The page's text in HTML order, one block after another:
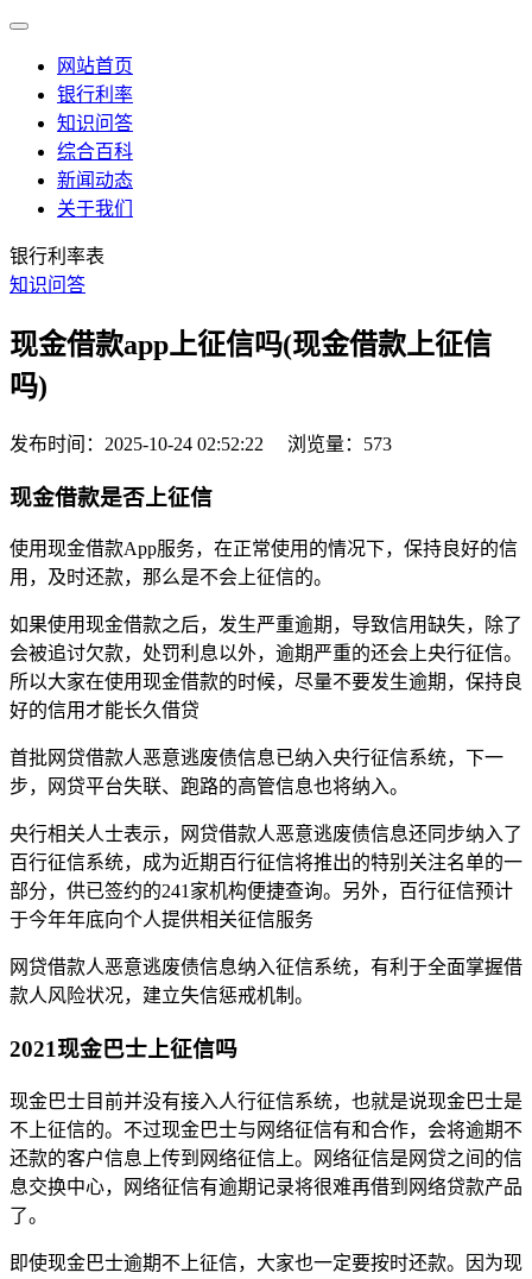
网站首页
银行利率
知识问答
综合百科
新闻动态
关于我们
银行利率表
知识问答
现金借款app上征信吗(现金借款上征信
吗)
发布时间：2025-10-24 02:52:22 浏览量：573
现金借款是否上征信
使用现金借款App服务，在正常使用的情况下，保持良好的信
用，及时还款，那么是不会上征信的。
如果使用现金借款之后，发生严重逾期，导致信用缺失，除了
会被追讨欠款，处罚利息以外，逾期严重的还会上央行征信。
所以大家在使用现金借款的时候，尽量不要发生逾期，保持良
好的信用才能长久借贷
首批网贷借款人恶意逃废债信息已纳入央行征信系统，下一
步，网贷平台失联、跑路的高管信息也将纳入。
央行相关人士表示，网贷借款人恶意逃废债信息还同步纳入了
百行征信系统，成为近期百行征信将推出的特别关注名单的一
部分，供已签约的241家机构便捷查询。另外，百行征信预计
于今年年底向个人提供相关征信服务
网贷借款人恶意逃废债信息纳入征信系统，有利于全面掌握借
款人风险状况，建立失信惩戒机制。
2021现金巴士上征信吗
现金巴士目前并没有接入人行征信系统，也就是说现金巴士是
不上征信的。不过现金巴士与网络征信有和合作，会将逾期不
还款的客户信息上传到网络征信上。网络征信是网贷之间的信
息交换中心，网络征信有逾期记录将很难再借到网络贷款产品
了。
即使现金巴士逾期不上征信，大家也一定要按时还款。因为现